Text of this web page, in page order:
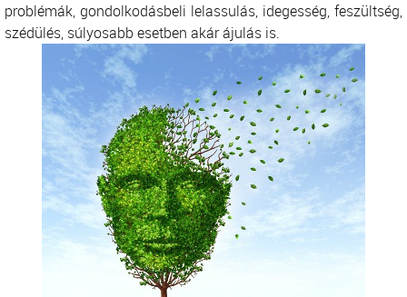
problémák, gondolkodásbeli lelassulás, idegesség, feszültség,
szédülés, súlyosabb esetben akár ájulás is.